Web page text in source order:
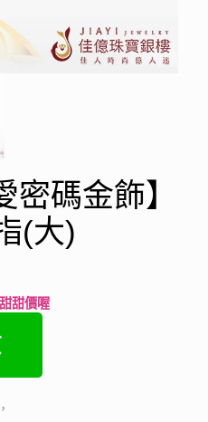
密碼金飾】
(大)
甜價喔